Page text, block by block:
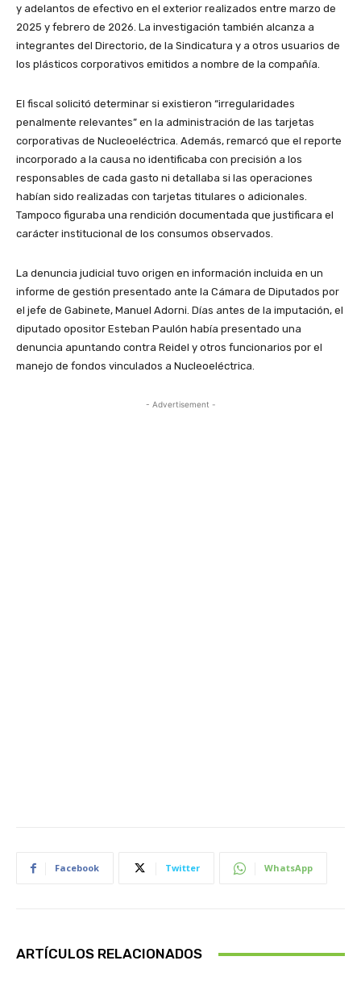
y adelantos de efectivo en el exterior realizados entre marzo de
2025 y febrero de 2026. La investigación también alcanza a
integrantes del Directorio, de la Sindicatura y a otros usuarios de
los plásticos corporativos emitidos a nombre de la compañía.
El fiscal solicitó determinar si existieron “irregularidades
penalmente relevantes” en la administración de las tarjetas
corporativas de Nucleoeléctrica. Además, remarcó que el reporte
incorporado a la causa no identificaba con precisión a los
responsables de cada gasto ni detallaba si las operaciones
habían sido realizadas con tarjetas titulares o adicionales.
Tampoco figuraba una rendición documentada que justificara el
carácter institucional de los consumos observados.
La denuncia judicial tuvo origen en información incluida en un
informe de gestión presentado ante la Cámara de Diputados por
el jefe de Gabinete, Manuel Adorni. Días antes de la imputación, el
diputado opositor Esteban Paulón había presentado una
denuncia apuntando contra Reidel y otros funcionarios por el
manejo de fondos vinculados a Nucleoeléctrica.
- Advertisement -
Facebook Twitter WhatsApp
ARTÍCULOS RELACIONADOS